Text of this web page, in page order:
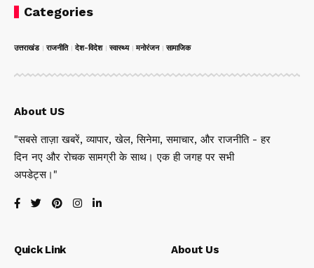
Categories
उत्तराखंड राजनीति देश-विदेश स्वास्थ्य मनोरंजन सामाजिक
About US
"सबसे ताज़ा खबरें, व्यापार, खेल, सिनेमा, समाचार, और राजनीति - हर
दिन नए और रोचक सामग्री के साथ। एक ही जगह पर सभी
अपडेट्स।"
Quick Link About Us